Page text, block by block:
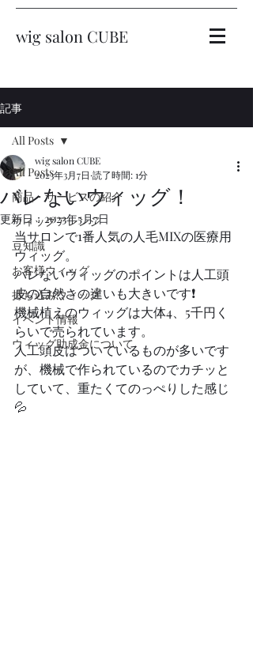
wig salon CUBE
記事
All Posts
商品・サービスの紹介
ウィッグアレンジ
豆知識
お客様ウィッグ
持ち込みウィッグ
イベント情報
ウィッグ助成金について
All Posts
バレないウィッグ！
wig salon CUBE
2023年3月7日 読了時間: 1分
更新日：2023年5月7日
当サロンで1番人気の人毛MIXの医療用
ウィッグ。
バレないウィッグのポイントは人工頭
皮の自然さの違いも大きいです❗️
機械植えのウィッグは大体4、5千円く
らいで売られています。
人工頭皮はついているものが多いです
が、機械で作られているのでカチッと
していて、重たくてのっぺりした感じ
💦